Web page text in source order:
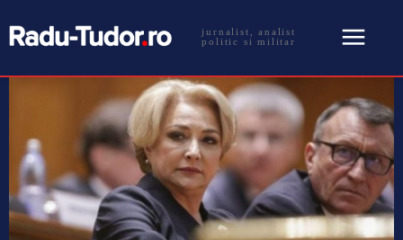
jurnalist, analist
politic si militar